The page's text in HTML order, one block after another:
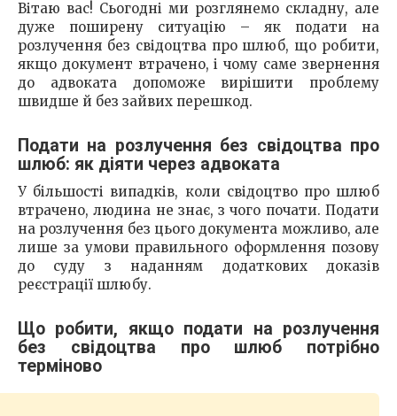
Вітаю вас! Сьогодні ми розглянемо складну, але
дуже поширену ситуацію – як подати на
розлучення без свідоцтва про шлюб, що робити,
якщо документ втрачено, і чому саме звернення
до адвоката допоможе вирішити проблему
швидше й без зайвих перешкод.
Подати на розлучення без свідоцтва про
шлюб: як діяти через адвоката
У більшості випадків, коли свідоцтво про шлюб
втрачено, людина не знає, з чого почати. Подати
на розлучення без цього документа можливо, але
лише за умови правильного оформлення позову
до суду з наданням додаткових доказів
реєстрації шлюбу.
Що робити, якщо подати на розлучення
без свідоцтва про шлюб потрібно
терміново